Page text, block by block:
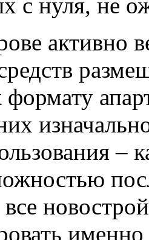
с нуля, не
активно
формату
–
именно